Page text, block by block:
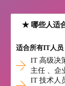
★ 哪些人适
适合所有IT人员
IT 高级决
主任 、企
IT 技术人